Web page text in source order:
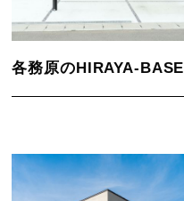
各務原のHIRAYA-BASE